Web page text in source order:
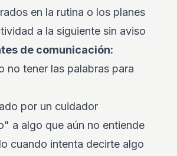
en la rutina o los planes
a la siguiente sin aviso
de comunicación:
no tener las palabras para
por un cuidador
a algo que aún no entiende
cuando intenta decirte algo